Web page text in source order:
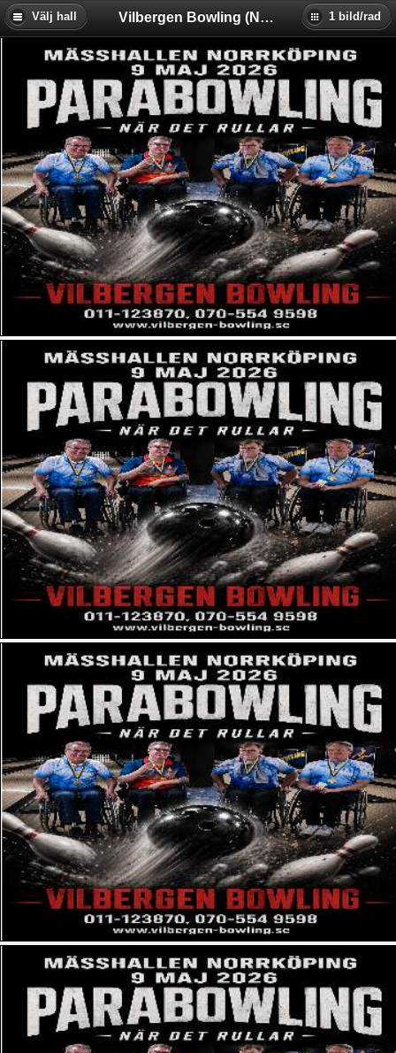
Backa Bowling & Restaurang
Birka Bowling (Stockholm)
Bollnäs Bowlinghall
Bowl-O-Rama (Stockholm)
Bowl4Joy Vårby (Stockholm)
Bowlers Eskilstuna
Bowling Bull Jakobsberg
Bowlingkällaren Hultsfred
Eds Bowlinghall (Ed)
Eksjö Bowling
Enjoy Bowling (Sundsvall)
Eslövs Bowling (Eslöv)
Gamleby Bowling
Höganäs Bowlinghall
Högdalens Bowlingpalatz (Stockholm)
Kalmar Super Bowl AB
Klippans Bowlinghall
Knock em Down - Event Center (Växjö)
Kristinehamns Bowling (Kristinehamn)
Kungsbacka Bowling- och Squashcenter (Kungsbacka)
Køge Bowling Center
Lucky Bowl Gävle
Lucky Bowl Kungsholmen
Lucky Bowl Ängelholm
Ludvika Bowlinghall
Mariehamns Idrottsgård
Mariestads Bowlingcenter
Välj hall Vilbergen Bowling (Norrköping) 1 bild/rad